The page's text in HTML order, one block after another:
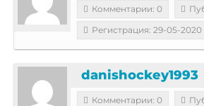
Комментарии: 0
Регистрация: 29-05-2020
danishockey1993
Комментарии: 0